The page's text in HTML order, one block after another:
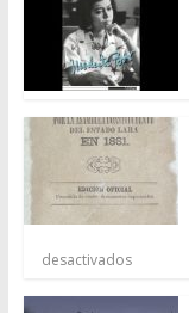
desactivados